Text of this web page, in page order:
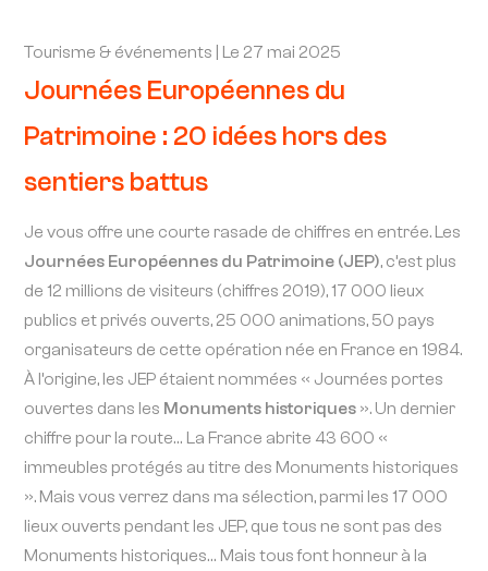
Tourisme & événements | Le 27 mai 2025
Journées Européennes du
Patrimoine : 20 idées hors des
sentiers battus
Je vous offre une courte rasade de chiffres en entrée. Les
Journées Européennes du Patrimoine (JEP), c’est plus
de 12 millions de visiteurs (chiffres 2019), 17 000 lieux
publics et privés ouverts, 25 000 animations, 50 pays
organisateurs de cette opération née en France en 1984.
À l’origine, les JEP étaient nommées « Journées portes
ouvertes dans les Monuments historiques ». Un dernier
chiffre pour la route… La France abrite 43 600 «
immeubles protégés au titre des Monuments historiques
». Mais vous verrez dans ma sélection, parmi les 17 000
lieux ouverts pendant les JEP, que tous ne sont pas des
Monuments historiques… Mais tous font honneur à la